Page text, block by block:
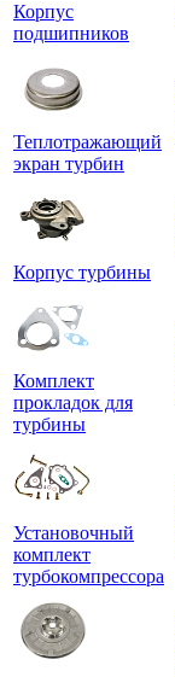
Корпус
подшипников
Теплотражающий
экран турбин
Корпус турбины
Комплект
прокладок для
турбины
Установочный
комплект
турбокомпрессора